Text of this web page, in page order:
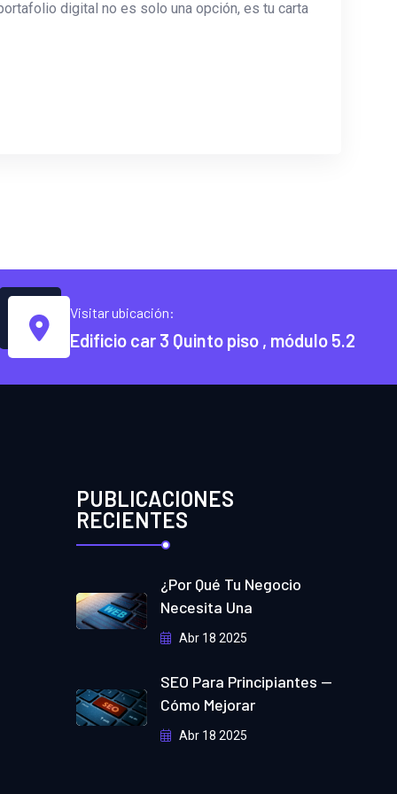
digital no es solo una opción, es tu carta
Visitar ubicación:
Edificio car 3 Quinto piso , módulo 5.2
PUBLICACIONES
RECIENTES
¿Por Qué Tu Negocio
Necesita Una
Abr 18 2025
SEO Para Principiantes —
Cómo Mejorar
Abr 18 2025